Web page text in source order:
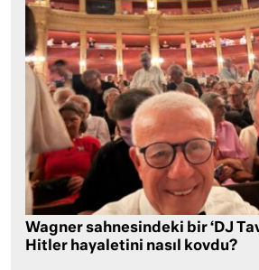
Wagner sahnesindeki bir ‘DJ
Hitler hayaletini nasıl kovdu?